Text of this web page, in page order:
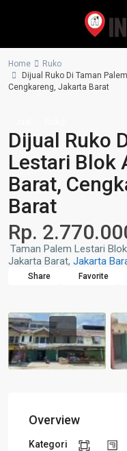
Home
Ruko
Dijual Ruko Di Taman
Cengkareng, Jakarta Barat
Dijual Ruko
Lestari Blok
Barat,
Barat
Rp.
Taman Palem Lestari
Jakarta Barat, Jakarta
Share Favorite
Overview
Kategori